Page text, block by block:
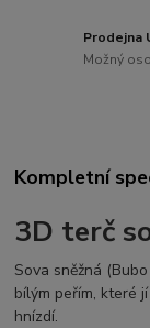
Prodejna
Možný
Kompletní
3D terč
Sova sněžná
bílým peřím, které
hnízdí.